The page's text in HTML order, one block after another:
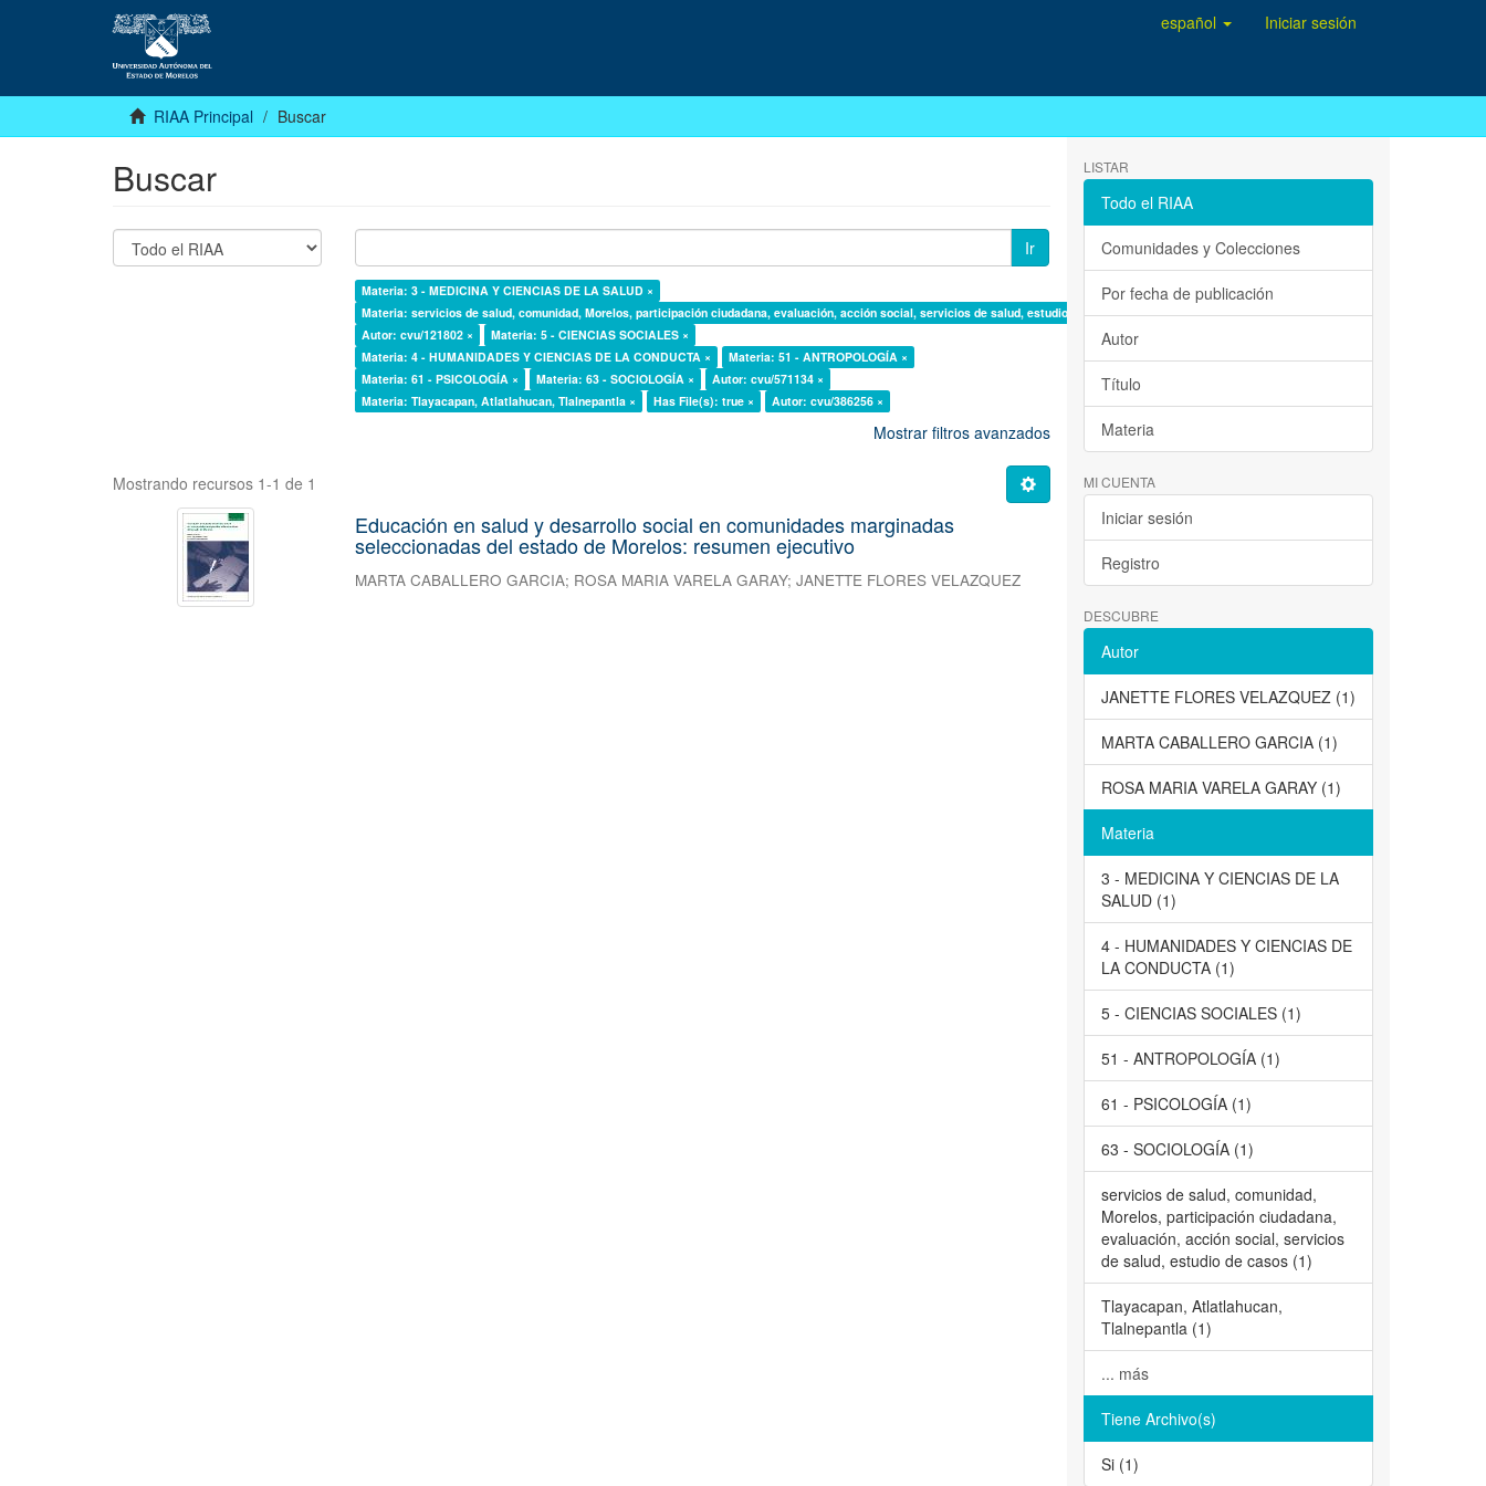
español Iniciar sesión
RIAA Principal Buscar
Buscar
Ir
Materia: 3 - MEDICINA Y CIENCIAS DE LA SALUD ×
Materia: servicios de salud, comunidad, Morelos, participación ciudadana, evaluación, acción social, servicios de salud, estudio de casos ×
Autor: cvu/121802 ×
Materia: 5 - CIENCIAS SOCIALES ×
Materia: 4 - HUMANIDADES Y CIENCIAS DE LA CONDUCTA ×
Materia: 51 - ANTROPOLOGÍA ×
Materia: 61 - PSICOLOGÍA ×
Materia: 63 - SOCIOLOGÍA ×
Autor: cvu/571134 ×
Materia: Tlayacapan, Atlatlahucan, Tlalnepantla ×
Has File(s): true × Autor: cvu/386256 ×
Mostrar filtros avanzados
Mostrando recursos 1-1 de 1
Educación en salud y desarrollo social en comunidades marginadas
seleccionadas del estado de Morelos: resumen ejecutivo
MARTA CABALLERO GARCIA; ROSA MARIA VARELA GARAY;JANETTE FLORES VELAZQUEZ
LISTAR
Todo el RIAA
Comunidades y Colecciones
Por fecha de publicación
Autor
Título
Materia
MI CUENTA
Iniciar sesión
Registro
DESCUBRE
Autor
JANETTE FLORES VELAZQUEZ (1)
MARTA CABALLERO GARCIA (1)
ROSA MARIA VARELA GARAY (1)
Materia
3 - MEDICINA Y CIENCIAS DE LA
SALUD (1)
4 - HUMANIDADES Y CIENCIAS DE
LA CONDUCTA (1)
5 - CIENCIAS SOCIALES (1)
51 - ANTROPOLOGÍA (1)
61 - PSICOLOGÍA (1)
63 - SOCIOLOGÍA (1)
servicios de salud, comunidad,
Morelos, participación ciudadana,
evaluación, acción social, servicios
de salud, estudio de casos (1)
Tlayacapan, Atlatlahucan,
Tlalnepantla (1)
... más
Tiene Archivo(s)
Si (1)